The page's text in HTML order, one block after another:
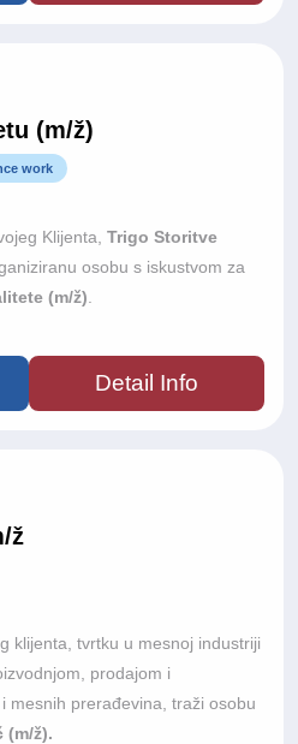
za elektroterapiju te je
rada i odnos prema pacijentu
(m/ž)
work
Klijenta, Trigo Storitve
osobu s iskustvom za
(m/ž)
Detail Info
ž
klijenta, tvrtku u mesnoj industriji
prodajom i
mesnih prerađevina, traži osobu
(m/ž).